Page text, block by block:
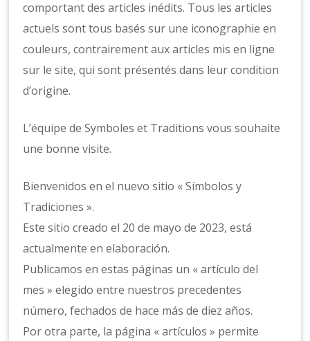
comportant des articles inédits. Tous les articles
actuels sont tous basés sur une iconographie en
couleurs, contrairement aux articles mis en ligne
sur le site, qui sont présentés dans leur condition
d’origine.
L’équipe de Symboles et Traditions vous souhaite
une bonne visite.
Bienvenidos en el nuevo sitio « Símbolos y
Tradiciones ».
Este sitio creado el 20 de mayo de 2023, está
actualmente en elaboración.
Publicamos en estas páginas un « artículo del
mes » elegido entre nuestros precedentes
número, fechados de hace más de diez años.
Por otra parte, la página « artículos » permite